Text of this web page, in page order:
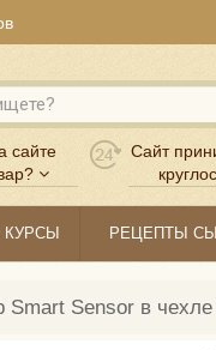
сайте
Сайт
РЕЦЕПТЫ
Smart Sensor в